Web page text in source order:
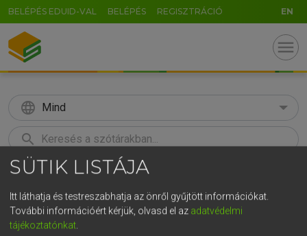
BELÉPÉS EDUID-VAL BELÉPÉS REGISZTRÁCIÓ EN
menu
language Mind
search
KERESÉS
Európai uniós terminológiai szótár
SÜTIK LISTÁJA
Itt láthatja és testreszabhatja az önről gyűjtött információkat.
További információért kérjük, olvasd el az adatvédelmi
tájékoztatónkat.
GR
t z u i o p